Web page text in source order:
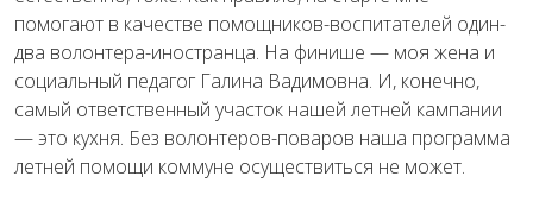
помогают в качестве помощников-воспитателей один-
два волонтера-иностранца. На финише — моя жена и
социальный педагог Галина Вадимовна. И, конечно,
самый ответственный участок нашей летней кампании
— это кухня. Без волонтеров-поваров наша программа
летней помощи коммуне осуществиться не может.